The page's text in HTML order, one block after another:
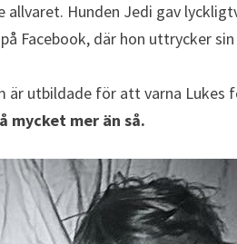
Hunden Jedi gav
Facebook, där hon uttrycker
är utbildade för att varna
mycket mer än så.